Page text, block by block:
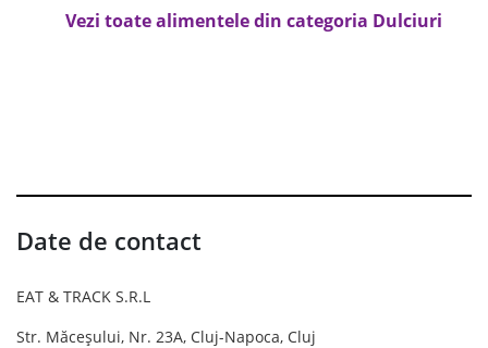
Vezi toate alimentele din categoria Dulciuri
Date de contact
EAT & TRACK S.R.L
Str. Măceșului, Nr. 23A, Cluj-Napoca, Cluj